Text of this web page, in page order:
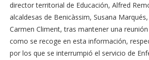
director territorial de Educación, Alfred
alcaldesas de Benicàssim, Susana
Carmen Climent, tras mantener una
como se recoge en esta información,
por los que se interrumpió el servicio de